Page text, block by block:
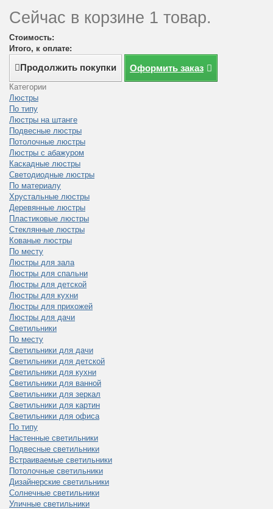
Сейчас в корзине 1 товар.
Стоимость:
Итого, к оплате:
Продолжить покупки Оформить заказ
Категории
Люстры
По типу
Люстры на штанге
Подвесные люстры
Потолочные люстры
Люстры с абажуром
Каскадные люстры
Светодиодные люстры
По материалу
Хрустальные люстры
Деревянные люстры
Пластиковые люстры
Стеклянные люстры
Кованые люстры
По месту
Люстры для зала
Люстры для спальни
Люстры для детской
Люстры для кухни
Люстры для прихожей
Люстры для дачи
Светильники
По месту
Светильники для дачи
Светильники для детской
Светильники для кухни
Светильники для ванной
Светильники для зеркал
Светильники для картин
Светильники для офиса
По типу
Настенные светильники
Подвесные светильники
Встраиваемые светильники
Потолочные светильники
Дизайнерские светильники
Солнечные светильники
Уличные светильники